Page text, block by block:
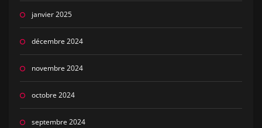
janvier 2025
décembre 2024
novembre 2024
octobre 2024
septembre 2024